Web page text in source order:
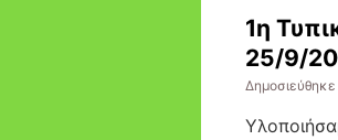
1η
25/9/
Δημοσιεύθηκε